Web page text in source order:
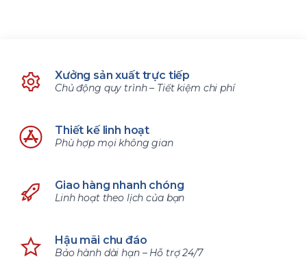
Xưởng sản xuất trực tiếp
Chủ động quy trình – Tiết kiệm chi phí
Thiết kế linh hoạt
Phù hợp mọi không gian
Giao hàng nhanh chóng
Linh hoạt theo lịch của bạn
Hậu mãi chu đáo
Bảo hành dài hạn – Hỗ trợ 24/7